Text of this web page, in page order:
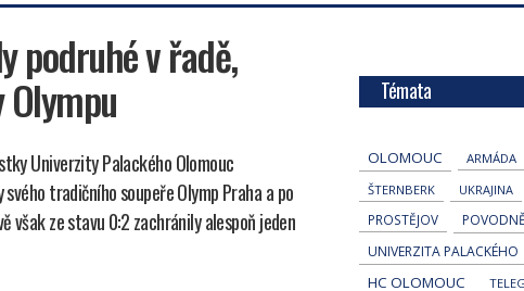
podruhé v řadě,
Univerzity Palackého Olomouc
tradičního soupeře Olymp Praha a po
však ze stavu 0:2 zachránily alespoň jeden
Témata
OLOMOUC ARMÁDA
ŠTERNBERK
UKRAJINA
PROSTĚJOV
POVODNĚ
UNIVERZITA PALACKÉHO
HC OLOMOUC